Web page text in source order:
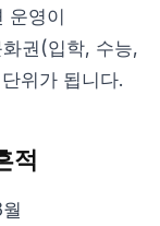
운영이
권(입학, 수능,
위가 됩니다.
적